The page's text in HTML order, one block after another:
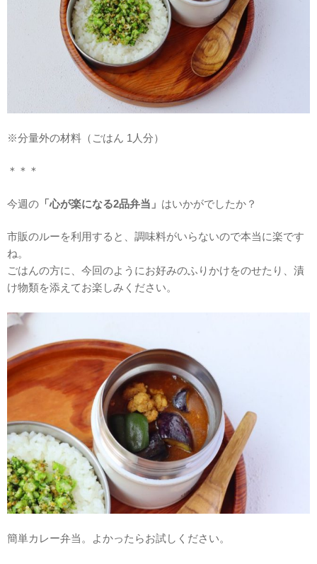
※分量外の材料（ごはん 1人分）
＊＊＊
今週の 「心が楽になる2品弁当」 はいかがでしたか？
市販のルーを利用すると、調味料がいらないので本当に楽です
ね。
ごはんの方に、今回のようにお好みのふりかけをのせたり、漬
け物類を添えてお楽しみください。
簡単カレー弁当。よかったらお試しください。